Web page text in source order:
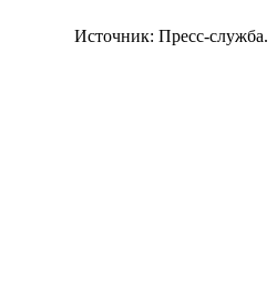
Источник: Пресс-служба.